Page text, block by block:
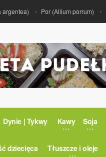
Por (Allium porrum)
Dynie | Tykwy Kawy Soja
dziecięca Tłuszcze i oleje